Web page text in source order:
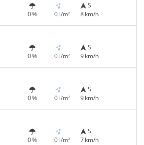
0 % 0 l/m²
S
8 km/h
0 % 0 l/m²
S
9 km/h
0 % 0 l/m²
S
9 km/h
0 % 0 l/m²
S
7 km/h